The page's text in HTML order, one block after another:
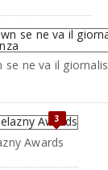
se ne va il
3
Awards